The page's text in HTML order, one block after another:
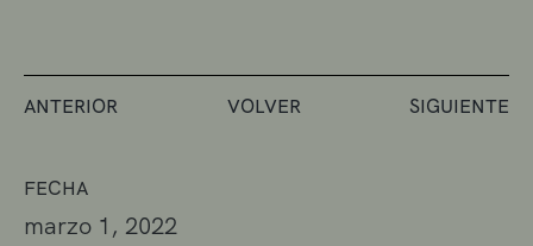
FECHA
marzo 1, 2022
ANTERIOR VOLVER SIGUIENTE